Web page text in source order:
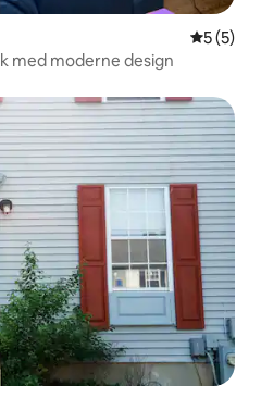
5 ud af 5
5 (5)
med moderne design